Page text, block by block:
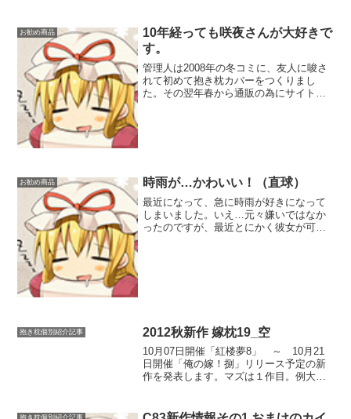
お勧め商品
10年経っても咲夜さんが大好きで
す。
管理人は2008年の冬コミに、友人に唆さ
れて初めて抱き枕カバーをつくりまし
た。その翌年春から通販の為にサイトを
お勧め商品 時雨が…かわいい！（直球）
最近になって、急に時雨が好きになって
しまいました。いえ…元々嫌いではなか
ったのですが、最近とにかく彼女が可愛
抱き枕個別紹介記事 2012秋新作 嫁枕19_空
10月07日開催「紅楼夢8」 ～ 10月21
日開催「俺の嫁！捌」リリース予定の新
作を発表します。マズは１作目。例大祭
です。ナンバリングだけ見ると、嫁枕18_